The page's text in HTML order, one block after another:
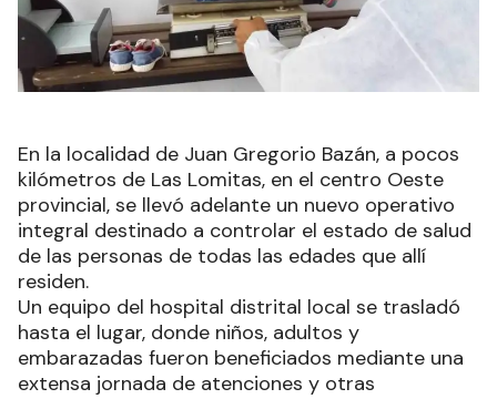
En la localidad de Juan Gregorio Bazán, a pocos
kilómetros de Las Lomitas, en el centro Oeste
provincial, se llevó adelante un nuevo operativo
integral destinado a controlar el estado de salud
de las personas de todas las edades que allí
residen.
Un equipo del hospital distrital local se trasladó
hasta el lugar, donde niños, adultos y
embarazadas fueron beneficiados mediante una
extensa jornada de atenciones y otras